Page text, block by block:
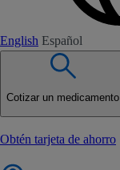
English Español
Cotizar un medicamento
Obtén tarjeta de ahorro